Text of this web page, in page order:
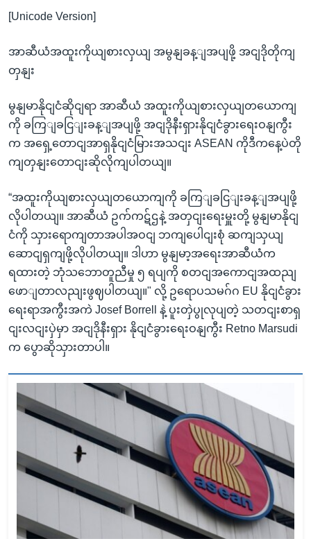
[Unicode Version]
အာဆီယံအထူးကိုယျစားလှယျ အမွနျခန့ျအပျဖို့ အငျဒိုတိုကျ
တှနျး
မွနျမာနိုငျငံဆိုငျရာ အာဆီယံ အထူးကိုယျစားလှယျတယောကျ
ကို ခကြျခငြျးခန့ျအပျဖို့ အငျဒိုနီးရှားနိုငျငံခွားရေးဝနျကွီး
က အရှေ့တောငျအာရှနိုငျငံမြားအသငျး ASEAN ကိုဒီကနေ့ပဲတို
ကျတှနျးတောငျးဆိုလိုကျပါတယျ။
“အထူးကိုယျစားလှယျတယောကျကို ခကြျခငြျးခန့ျအပျဖို့
လိုပါတယျ။ အာဆီယံ ဥက်ကဋ်ဌနဲ့ အတှငျးရေးမှူးတို့ မွနျမာနိုငျ
ငံကို သှားရောကျတာအပါအဝငျ ဘကျပေါငျးစုံ ဆကျသှယျ
ဆောငျရှကျဖို့လိုပါတယျ။ ဒါဟာ မွနျမာ့အရေးအာဆီယံက
ရထားတဲ့ ဘုံသဘောတူညီမှု ၅ ရပျကို စတငျအကောငျအထညျ
ဖောျတာလညျးဖွဈပါတယျ။" လို့ ဥရောပသမဂ်ဂ EU နိုငျငံခွား
ရေးရာအကွီးအကဲ Josef Borrell နဲ့ ပူးတှဲပွုလုပျတဲ့ သတငျးစာရှ
ငျးလငျးပှဲမှာ အငျဒိုနီးရှား နိုငျငံခွားရေးဝနျကွီး Retno Marsudi
က ပွောဆိုသှားတာပါ။